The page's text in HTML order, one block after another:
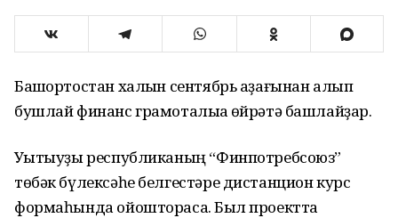
Башҡортостан халҡын сентябрь аҙағынан алып
бушлай финанс грамоталыҡҡа өйрәтә башлайҙар.
Уҡытыуҙы республиканың “Финпотребсоюз”
төбәк бүлексәһе белгестәре дистанцион курс
формаһында ойошторасаҡ. Был проектта